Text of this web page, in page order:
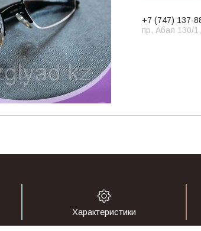
+7 (747) 137-
пр. Абая 130/
Характеристики